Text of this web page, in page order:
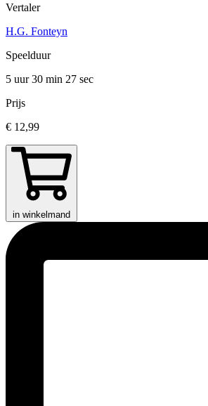
Vertaler
H.G. Fonteyn
Speelduur
5 uur 30 min 27 sec
Prijs
€ 12,99
in winkelmand